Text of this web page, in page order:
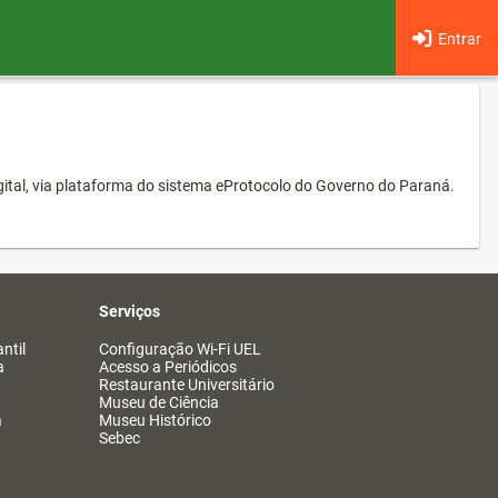
Entrar
via plataforma do sistema eProtocolo do Governo do Paraná.
Serviços
Configuração Wi-Fi UEL
Acesso a Periódicos
Restaurante Universitário
Museu de Ciência
Museu Histórico
Sebec